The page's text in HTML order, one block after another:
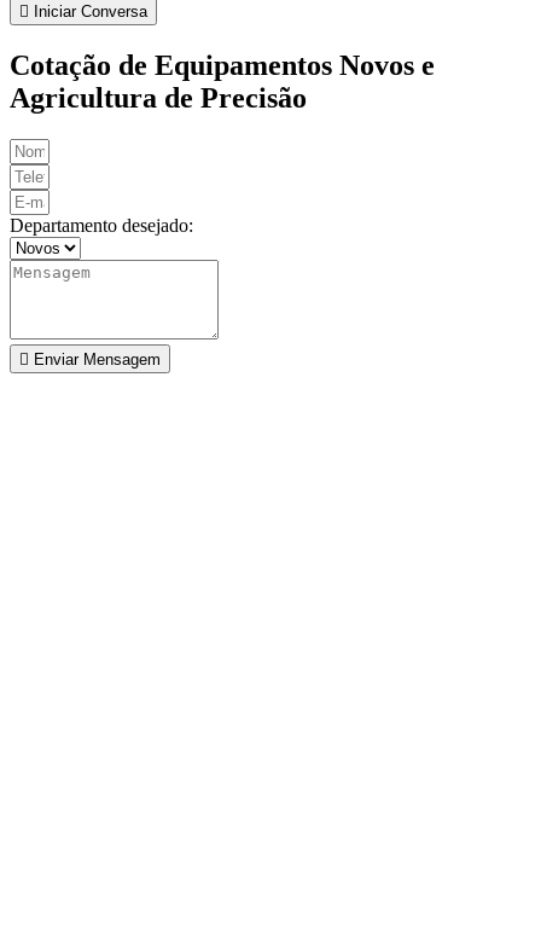
Iniciar Conversa
Cotação de Equipamentos Novos e
Agricultura de Precisão
Departamento desejado:
Enviar Mensagem